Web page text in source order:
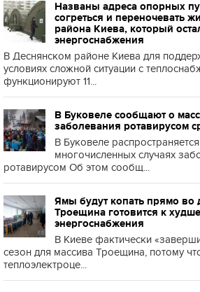
Названы адреса опорных
согреться и переночевать
района Киева, который
энергоснабжения
В Деснянском районе Киева для
условиях сложной ситуации с
функционируют 11...
В Буковеле сообщают о
заболевания ротавирусом
В Буковеле
многочисленных случаях
ротавирусом Об этом сообщ...
Ямы будут копать прямо во
Троещина готовится к
энергоснабжения
В Киеве фактически
сезон для массива Троещина, потому
теплоэлектроце...